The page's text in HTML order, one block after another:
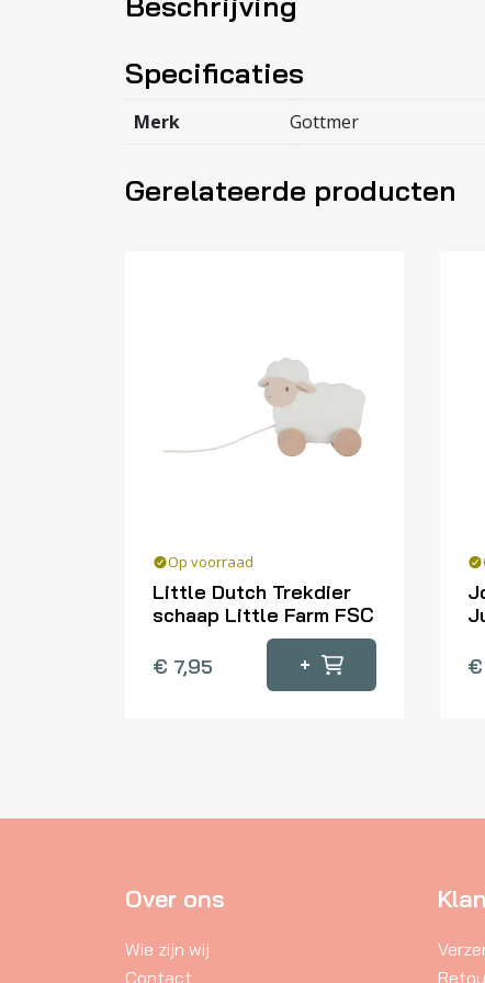
Specificaties
Merk Gottmer
Gerelateerde producten
Op voorraad
Little Dutch Trekdier
schaap Little Farm FSC
€ 7,95 + €
Over ons
Wie zijn wij
Contact